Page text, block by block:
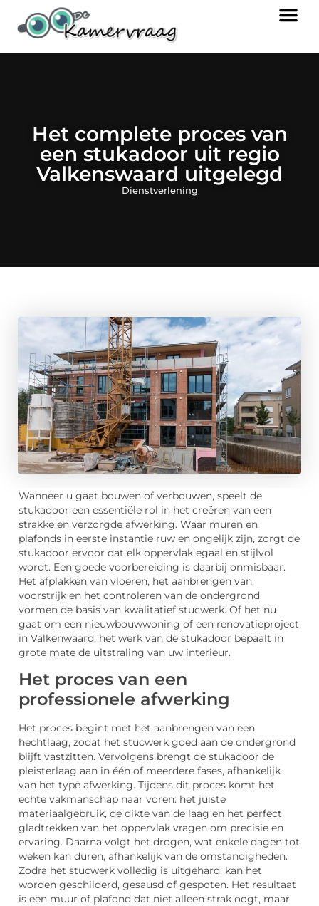
Het complete proces van
een stukadoor uit regio
Valkenswaard uitgelegd
Dienstverlening
Wanneer u gaat bouwen of verbouwen, speelt de
stukadoor een essentiële rol in het creëren van een
strakke en verzorgde afwerking. Waar muren en
plafonds in eerste instantie ruw en ongelijk zijn, zorgt de
stukadoor ervoor dat elk oppervlak egaal en stijlvol
wordt. Een goede voorbereiding is daarbij onmisbaar.
Het afplakken van vloeren, het aanbrengen van
voorstrijk en het controleren van de ondergrond
vormen de basis van kwalitatief stucwerk. Of het nu
gaat om een nieuwbouwwoning of een renovatieproject
in Valkenwaard, het werk van de stukadoor bepaalt in
grote mate de uitstraling van uw interieur.
Het proces van een
professionele afwerking
Het proces begint met het aanbrengen van een
hechtlaag, zodat het stucwerk goed aan de ondergrond
blijft vastzitten. Vervolgens brengt de stukadoor de
pleisterlaag aan in één of meerdere fases, afhankelijk
van het type afwerking. Tijdens dit proces komt het
echte vakmanschap naar voren: het juiste
materiaalgebruik, de dikte van de laag en het perfect
gladtrekken van het oppervlak vragen om precisie en
ervaring. Daarna volgt het drogen, wat enkele dagen tot
weken kan duren, afhankelijk van de omstandigheden.
Zodra het stucwerk volledig is uitgehard, kan het
worden geschilderd, gesausd of gespoten. Het resultaat
is een muur of plafond dat niet alleen strak oogt, maar